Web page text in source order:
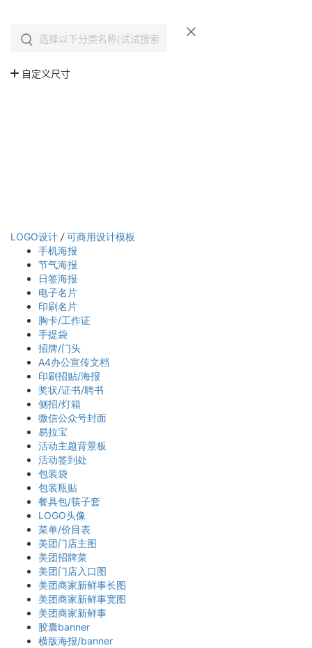
LOGO设计 / 可商用设计模板
手机海报
节气海报
日签海报
电子名片
印刷名片
胸卡/工作证
手提袋
招牌/门头
A4办公宣传文档
印刷招贴/海报
奖状/证书/聘书
侧招/灯箱
微信公众号封面
易拉宝
活动主题背景板
活动签到处
包装袋
包装瓶贴
餐具包/筷子套
LOGO头像
菜单/价目表
美团门店主图
美团招牌菜
美团门店入口图
美团商家新鲜事长图
美团商家新鲜事宽图
美团商家新鲜事
胶囊banner
横版海报/banner